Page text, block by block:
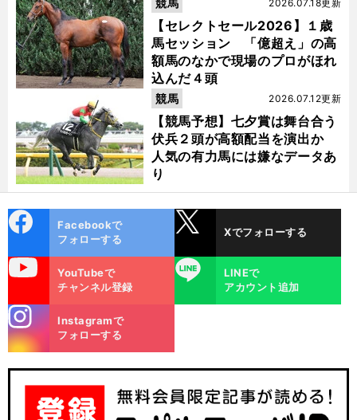
【セレクトセール2026】１歳
馬セッション 「億超え」の高
額馬のなかで現場のプロがほれ
込んだ４頭
2026.07.18更新
競馬
【競馬予想】七夕賞は舞台合う
伏兵２頭が高額配当を演出か
人気の有力馬には嫌なデータあ
り
2026.07.12更新
競馬
ok
Facebookで
フォローする
Xでフォローする
YouTubeで
チャンネル登録
LINE
LINEで
アカウント追加
m
Instagramで
フォローする